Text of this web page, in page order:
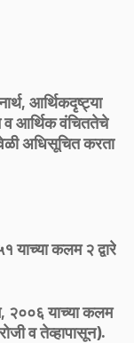
आर्थिकदृष्ट्या
व आर्थिक वंचिततेचे
अधिसूचित करता
याच्या कलम २ द्वारे
२००६ याच्या कलम
व तेव्हापासून).